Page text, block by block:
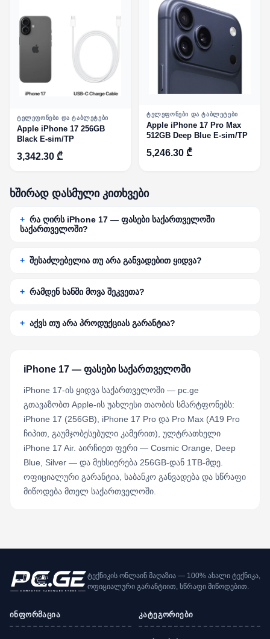
ᲢᲔᲚᲔᲤᲝᲜᲔᲑᲘ ᲓᲐ ᲢᲐᲑᲚᲔᲢᲔᲑᲘ
Apple iPhone 17 256GB
Black E-sim/TP
3,342.30 ₾
ᲢᲔᲚᲔᲤᲝᲜᲔᲑᲘ ᲓᲐ ᲢᲐᲑᲚᲔᲢᲔᲑᲘ
Apple iPhone 17 Pro Max
512GB Deep Blue E-sim/TP
5,246.30 ₾
ხშირად დასმული კითხვები
რა ღირს iPhone 17 — ფასები საქართველოში
საქართველოში?
შესაძლებელია თუ არა განვადებით ყიდვა?
რამდენ ხანში მოვა შეკვეთა?
აქვს თუ არა პროდუქციას გარანტია?
iPhone 17 — ფასები საქართველოში
iPhone 17-ის ყიდვა საქართველოში — pc.ge
გთავაზობთ Apple-ის უახლესი თაობის სმარტფონებს:
iPhone 17 (256GB), iPhone 17 Pro და Pro Max (A19 Pro
ჩიპით, გაუმჯობესებული კამერით), ულტრათხელი
iPhone 17 Air. აირჩიეთ ფერი — Cosmic Orange, Deep
Blue, Silver — და მეხსიერება 256GB-დან 1TB-მდე.
ოფიციალური გარანტია, საბანკო განვადება და სწრაფი
მიწოდება მთელ საქართველოში.
ტექნიკის ონლაინ მაღაზია — 100% ახალი ტექნიკა,
ოფიციალური გარანტიით, სწრაფი მიწოდებით.
ინფორმაცია კატეგორიები